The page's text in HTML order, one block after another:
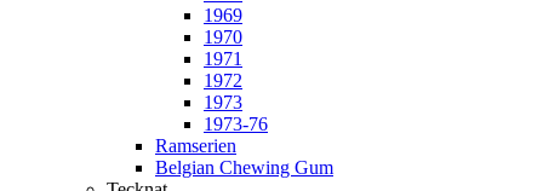
1969
1970
1971
1972
1973
1973-76
Ramserien
Belgian Chewing Gum